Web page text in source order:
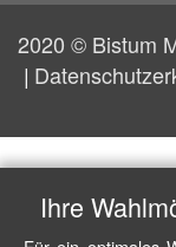
2020 © Bistum
Ihre